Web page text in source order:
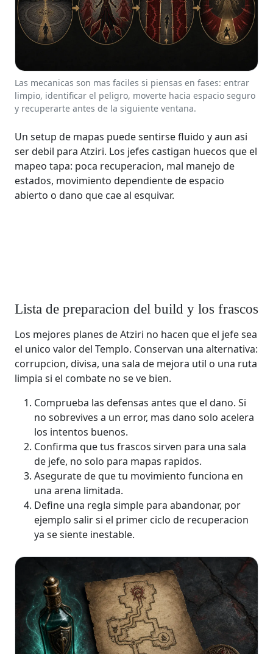
Las mecanicas son mas faciles si piensas en fases: entrar
limpio, identificar el peligro, moverte hacia espacio seguro
y recuperarte antes de la siguiente ventana.
Un setup de mapas puede sentirse fluido y aun asi
ser debil para Atziri. Los jefes castigan huecos que el
mapeo tapa: poca recuperacion, mal manejo de
estados, movimiento dependiente de espacio
abierto o dano que cae al esquivar.
Lista de preparacion del build y los frascos
Los mejores planes de Atziri no hacen que el jefe sea
el unico valor del Templo. Conservan una alternativa:
corrupcion, divisa, una sala de mejora util o una ruta
limpia si el combate no se ve bien.
Comprueba las defensas antes que el dano. Si
no sobrevives a un error, mas dano solo acelera
los intentos buenos.
Confirma que tus frascos sirven para una sala
de jefe, no solo para mapas rapidos.
Asegurate de que tu movimiento funciona en
una arena limitada.
Define una regla simple para abandonar, por
ejemplo salir si el primer ciclo de recuperacion
ya se siente inestable.